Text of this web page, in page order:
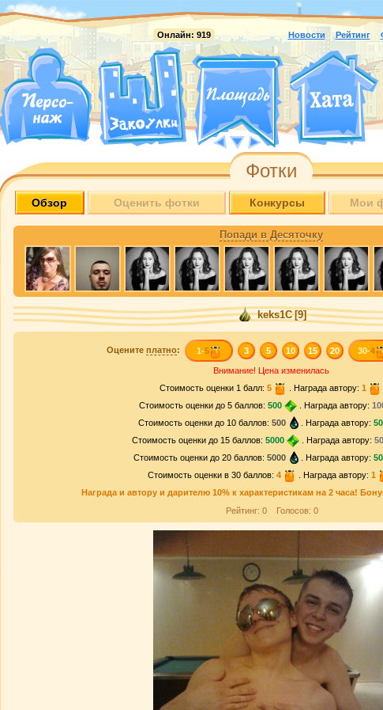
Онлайн: 919 Новости Рейтинг
Фотки
Обзор Оценить фотки Конкурсы Мои
Попади в Десяточку
keks1C [9]
Оцените платно: 1-5 3 5 10 15 20 30-4
Внимание! Цена изменилась
Стоимость оценки 1 балл: 5 . Награда автору: 1
Стоимость оценки до 5 баллов: 500 . Награда автору:
Стоимость оценки до 10 баллов: 500 . Награда автору:
Стоимость оценки до 15 баллов: 5000 . Награда автору:
Стоимость оценки до 20 баллов: 5000 . Награда автору:
Стоимость оценки в 30 баллов: 4 . Награда автору: 1
Награда и автору и дарителю 10% к характеристикам на 2 часа!
Рейтинг: 0Голосов: 0